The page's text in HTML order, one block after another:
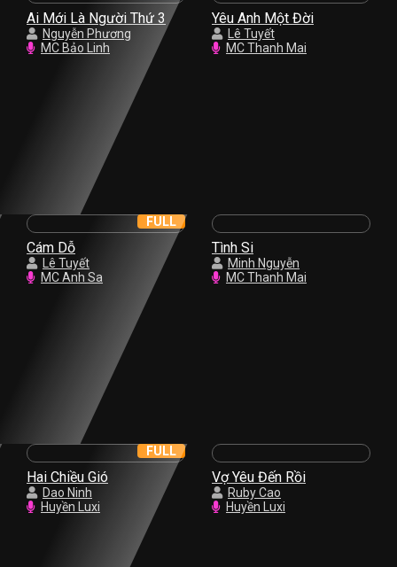
Ai Mới Là Người Thứ 3
Nguyễn Phương
MC Bảo Linh
Yêu Anh Một Đời
Lê Tuyết
MC Thanh Mai
Cám Dỗ
Lê Tuyết
MC Anh Sa
FULL
Tình Si
Minh Nguyễn
MC Thanh Mai
Hai Chiều Gió
Dao Ninh
Huyền Luxi
FULL
Vợ Yêu Đến Rồi
Ruby Cao
Huyền Luxi